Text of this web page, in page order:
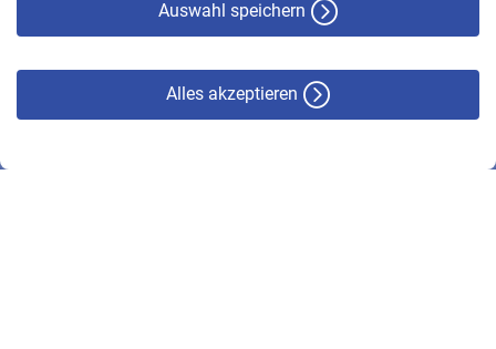
Auswahl speichern
Alles akzeptieren
© VBL 2026